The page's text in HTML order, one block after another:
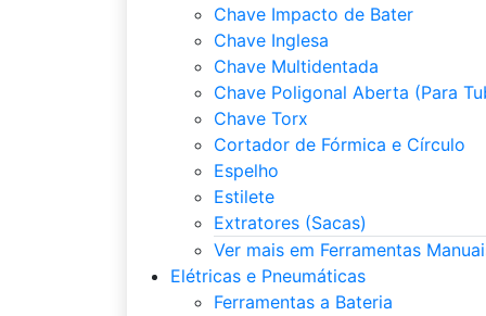
Chave Impacto de Bater
Chave Inglesa
Chave Multidentada
Chave Poligonal Aberta (Para
Chave Torx
Cortador de Fórmica e Círculo
Espelho
Estilete
Extratores (Sacas)
Ver mais em Ferramentas
Elétricas e Pneumáticas
Ferramentas a Bateria